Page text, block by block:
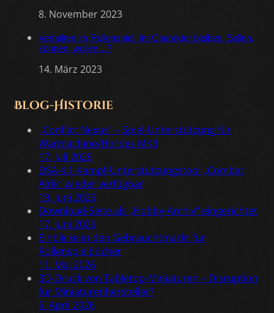
8. November 2023
Verhalten im Rollenspiel: Im Charakter bleiben. Sollen,
können, wollen…?
14. März 2023
Blog-Historie
„Conflict Nexus“ – Spiel-Unterstützung für
Warmachine/Hordes MK3
17. Juli 2026
DSA 4.1-Kampf-Unterstützungstool „Combat
Alrik“ wieder verfügbar
19. Juni 2026
Download-Seite als „Hobby-Archiv“ eingerichtet
17. Juni 2026
Einblicke in den Gebrauchtmarkt für
Rollenspielbücher
11. Mai 2026
3D-Druck von Tabletop-Miniaturen – Disruption
für Miniaturenhersteller?
6. April 2026